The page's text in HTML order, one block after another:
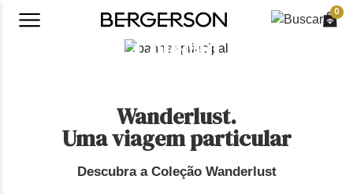
0
Coleção
Wanderlust.
Uma viagem particular
Descubra a Coleção Wanderlust